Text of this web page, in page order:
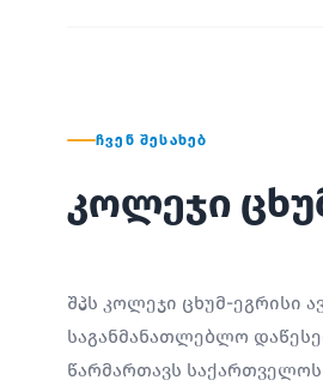
ᲩᲕᲔᲜ ᲨᲔᲡᲐᲮᲔᲑ
კოლეჯი
შპს კოლეჯი ცხუმ-ეგრისი
საგანმანათლებლო
წარმართავს